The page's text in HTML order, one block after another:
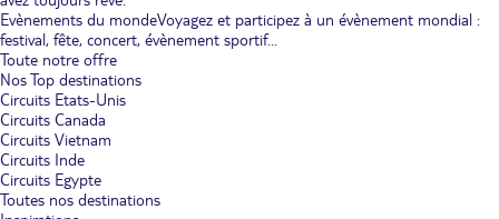
Evènements du mondeVoyagez et participez à un évènement mondial :
festival, fête, concert, évènement sportif...
Toute notre offre
Nos Top destinations
Circuits Etats-Unis
Circuits Canada
Circuits Vietnam
Circuits Inde
Circuits Egypte
Toutes nos destinations